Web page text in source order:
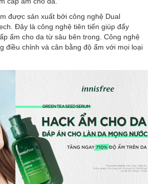
được sản xuất bởi công nghệ Dual
Đây là công nghệ tiên tiến giúp đẩy
ẩm cho da từ sâu bên trong. Công nghệ
điều chỉnh và cân bằng độ ẩm với mọi loại